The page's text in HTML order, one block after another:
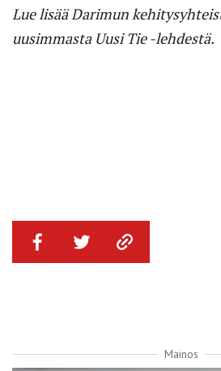
Lue lisää Darimun
uusimmasta Uusi Tie -lehdestä.
Mainos